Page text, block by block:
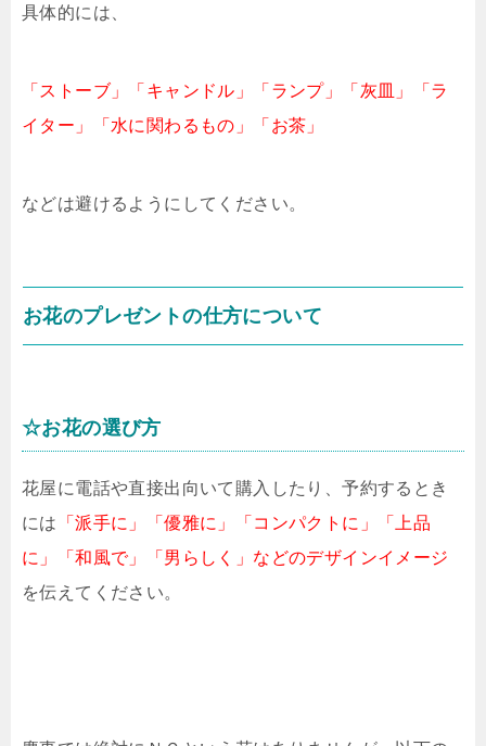
具体的には、
「ストーブ」「キャンドル」「ランプ」「灰皿」「ラ
イター」「水に関わるもの」「お茶」
などは避けるようにしてください。
お花のプレゼントの仕方について
☆お花の選び方
花屋に電話や直接出向いて購入したり、予約するとき
には
「派手に」「優雅に」「コンパクトに」「上品
に」「和風で」「男らしく」などのデザインイメージ
を伝えてください。